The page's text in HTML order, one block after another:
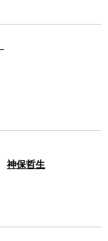
神保哲生